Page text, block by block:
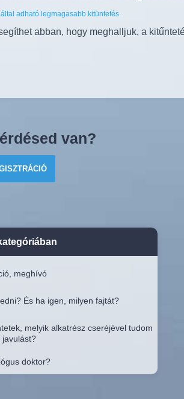
adható legmagasabb kitüntetés.
abban, hogy meghalljuk, a
van?
meghívó
És ha igen, milyen fajtát?
melyik alkatrész cseréjével tudom
doktor?